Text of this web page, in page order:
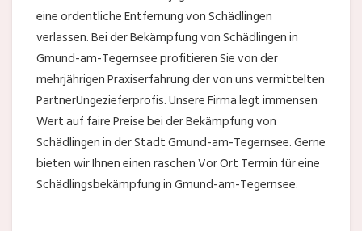
eine ordentliche Entfernung von Schädlingen
verlassen. Bei der Bekämpfung von Schädlingen in
Gmund-am-Tegernsee profitieren Sie von der
mehrjährigen Praxiserfahrung der von uns vermittelten
PartnerUngezieferprofis. Unsere Firma legt immensen
Wert auf faire Preise bei der Bekämpfung von
Schädlingen in der Stadt Gmund-am-Tegernsee. Gerne
bieten wir Ihnen einen raschen Vor Ort Termin für eine
Schädlingsbekämpfung in Gmund-am-Tegernsee.